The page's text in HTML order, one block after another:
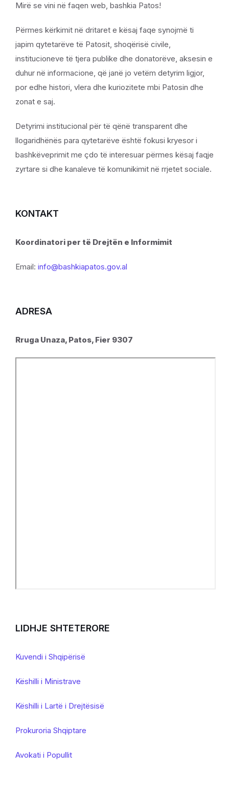
Mirë se vini në faqen web, bashkia Patos!
Përmes kërkimit në dritaret e kësaj faqe synojmë ti
japim qytetarëve të Patosit, shoqërisë civile,
institucioneve të tjera publike dhe donatorëve, aksesin e
duhur në informacione, që janë jo vetëm detyrim ligjor,
por edhe histori, vlera dhe kuriozitete mbi Patosin dhe
zonat e saj.
Detyrimi institucional për të qënë transparent dhe
llogaridhënës para qytetarëve është fokusi kryesor i
bashkëveprimit me çdo të interesuar përmes kësaj faqje
zyrtare si dhe kanaleve të komunikimit në rrjetet sociale.
KONTAKT
Koordinatori per të Drejtën e Informimit
Email: info@bashkiapatos.gov.al
ADRESA
Rruga Unaza, Patos, Fier 9307
LIDHJE SHTETERORE
Kuvendi i Shqipërisë
Këshilli i Ministrave
Këshilli i Lartë i Drejtësisë
Prokuroria Shqiptare
Avokati i Popullit